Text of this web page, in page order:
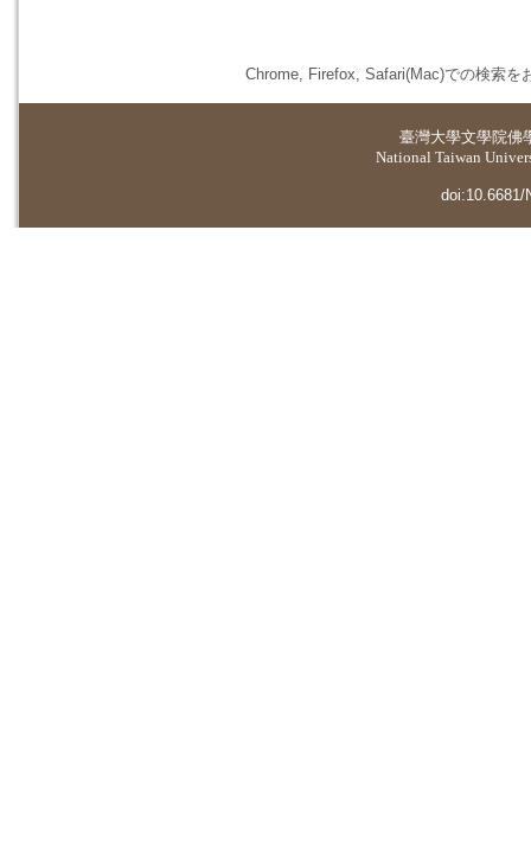
Chrome, Firefox, Safari(Mac)での検索を
臺灣大學文學院佛
National Taiwan
doi:10.6681/